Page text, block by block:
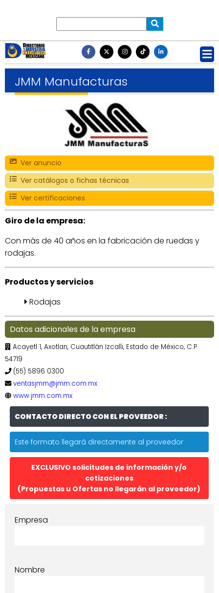
JMM Manufacturas
Ver anuncio
Ver catálogos o fichas técnicas
Ver certificaciones
Giro de la empresa:
Con más de 40 años en la fabricación de ruedas y
rodajas.
Productos y servicios
Rodajas
Datos adicionales de la empresa
Acayetl 1, Axotlan, Cuautitlán Izcalli, Estado de México, C.P.
54719
(55) 5896 0300
ventasjmm@jmm.com.mx
www.jmm.com.mx
CONTACTO DIRECTO CON EL PROVEEDOR :
Este formato llegará directamente al proveedor
EXCLUSIVO solicitudes de información y/o
cotizaciones
(Propuestas u Ofertas no llegarán al proveedor)
Empresa
Nombre